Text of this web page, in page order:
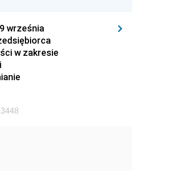
września
w zakresie